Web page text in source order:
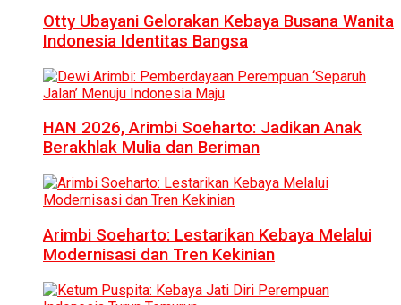
Otty Ubayani Gelorakan Kebaya Busana Wanita
Indonesia Identitas Bangsa
HAN 2026, Arimbi Soeharto: Jadikan Anak
Berakhlak Mulia dan Beriman
Arimbi Soeharto: Lestarikan Kebaya Melalui
Modernisasi dan Tren Kekinian